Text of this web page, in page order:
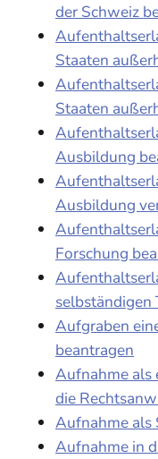
der Schweiz
Staaten
Staaten
Ausbildung
Ausbildung
Forschung
selbständigen
Aufgraben
beantragen
Aufnahme als
die
Aufnahme als
Aufnahme in